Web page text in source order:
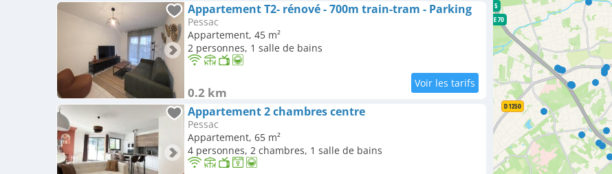
Appartement T2- rénové - 700m train-tram - Parking
Pessac
Appartement, 45 m²
2 personnes, 1 salle de bains
0.2 km
Appartement 2 chambres centre
Pessac
Appartement, 65 m²
4 personnes, 2 chambres, 1 salle de bains